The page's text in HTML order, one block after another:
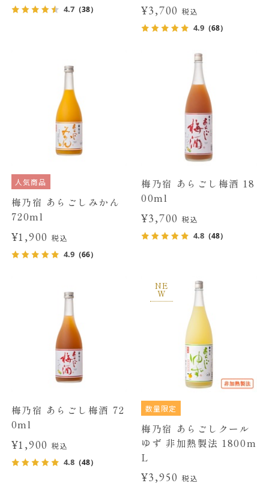
4.7（38） ¥3,700 税込
4.9 （68）
人気商品
梅乃宿 あらごしみかん
720ml
¥1,900税込
4.9（66）
梅乃宿 あらごし梅酒 18
00ml
¥3,700 税込
4.8 （48）
梅乃宿 あらごし梅酒 72
0ml
¥1,900税込
4.8（48）
NE
W
数量限定
梅乃宿 あらごしクール
ゆず 非加熱製法 1800m
L
¥3,950 税込